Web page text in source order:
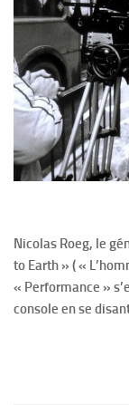
Nicolas Roeg, le
to Earth » ( «
« Performance »
console en se